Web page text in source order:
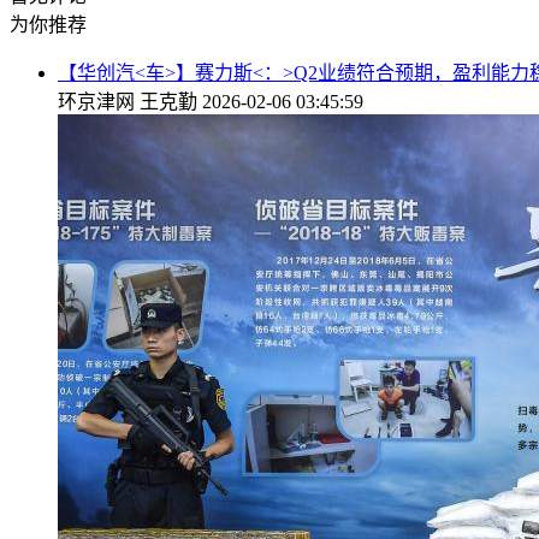
为你推荐
【华创汽<车>】赛力斯<：>Q2业绩符合预期，盈利能力
环京津网 王克勤 2026-02-06 03:45:59